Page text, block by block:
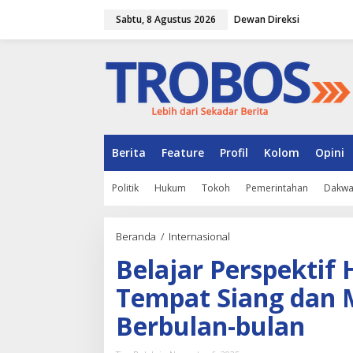
Sabtu, 8 Agustus 2026 Dewan Direksi
Berita Feature Profil Kolom Opini
Politik Hukum Tokoh Pemerintahan
Beranda / Internasional
l
a
a
e
Belajar Perspektif
Tempat Siang dan
Berbulan-bulan